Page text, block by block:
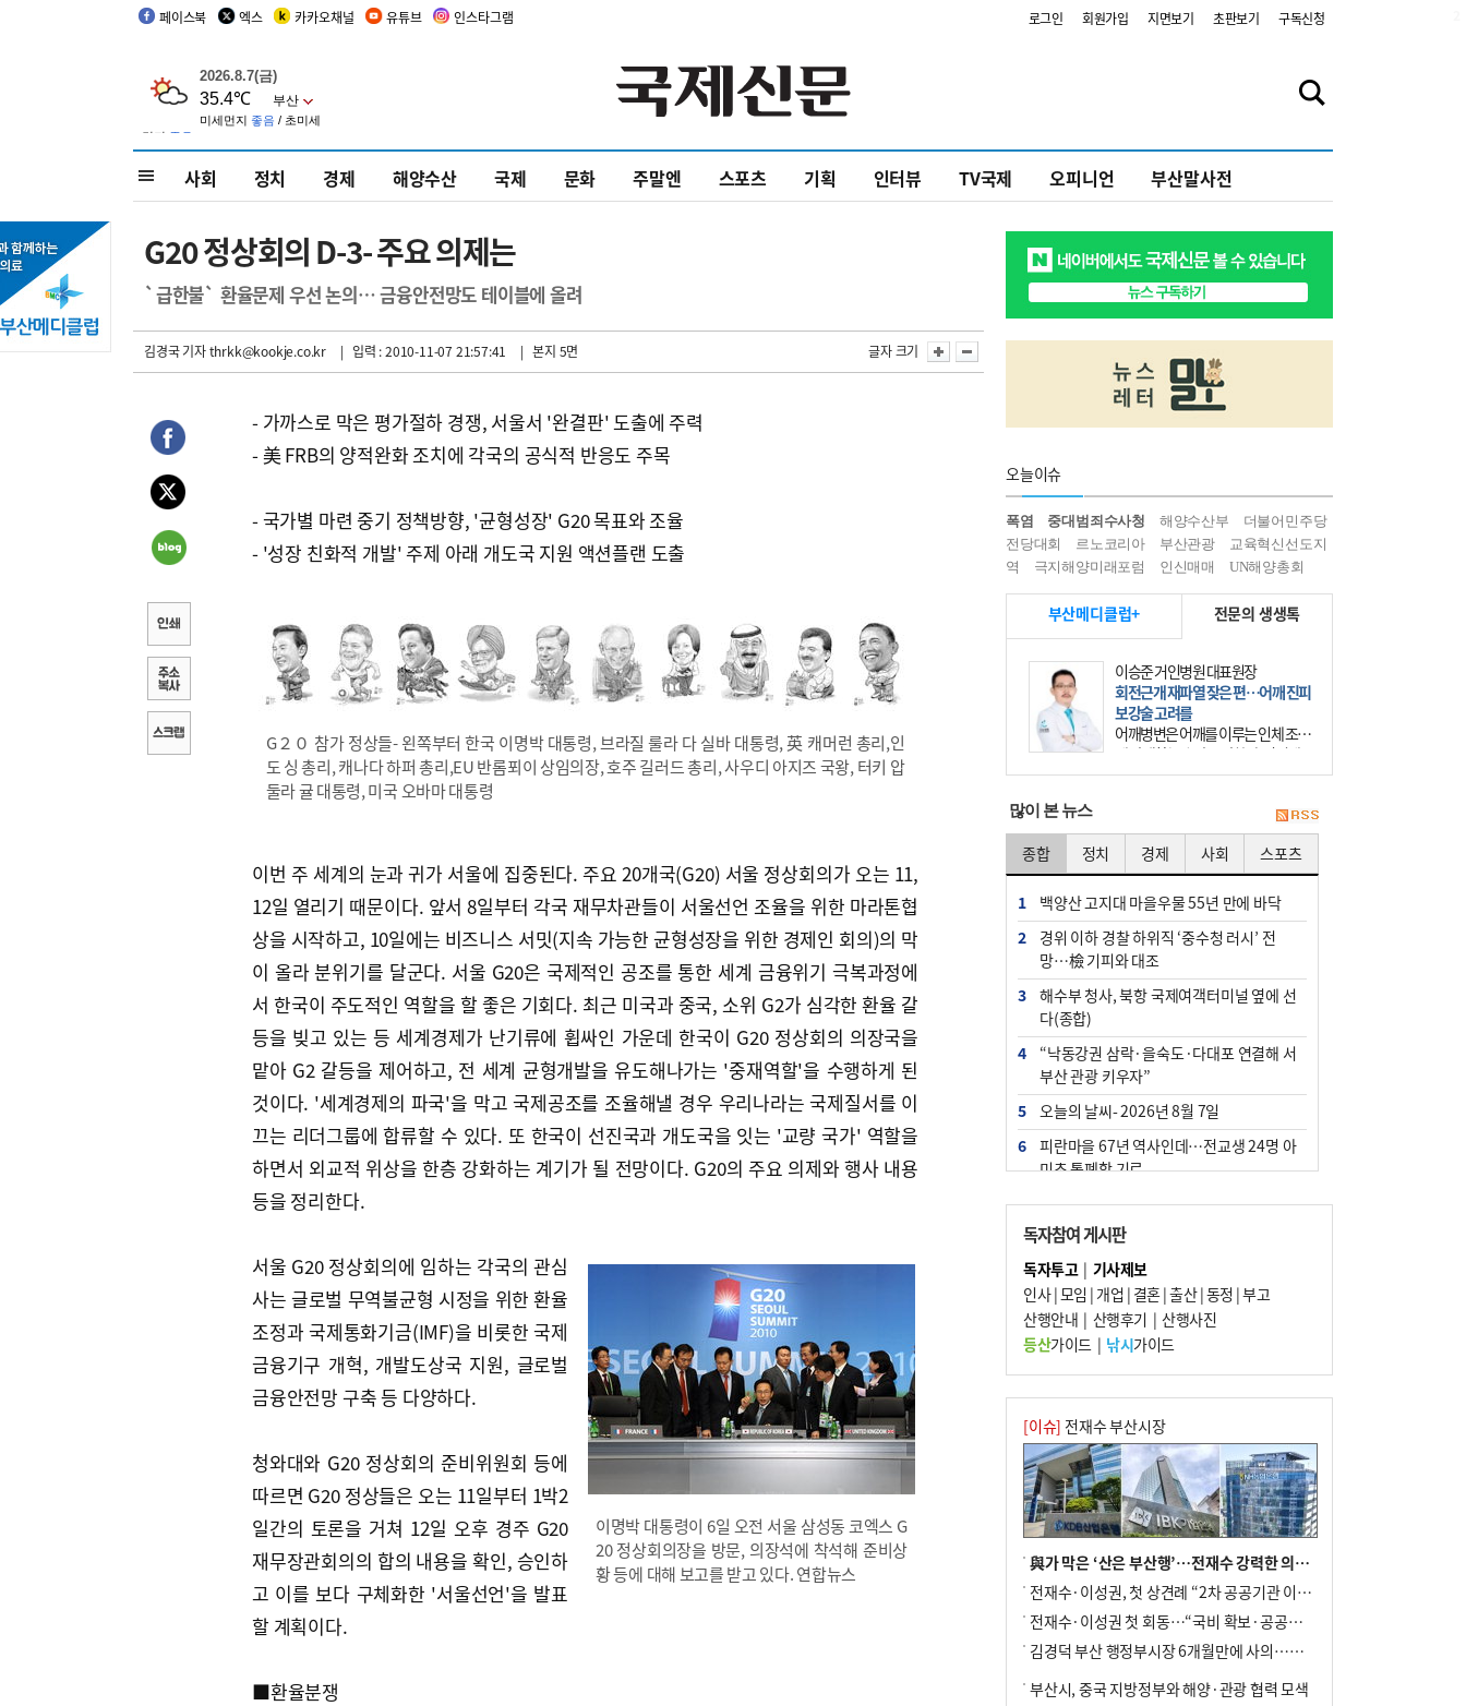
페이스북 엑스 카카오채널 유튜브 인스타그램 로그인 회원가입 지면보기 초판보기 구독신청
사회 정치 경제 해양수산 국제 문화 주말엔 스포츠 기획 인터뷰 TV국제 오피니언 부산말사전
G20 정상회의 D-3- 주요 의제는
`급한불` 환율문제 우선 논의… 금융안전망도 테이블에 올려
김경국 기자thrkk@kookje.co.kr | 입력 : 2010-11-07 21:57:41 | 본지 5면 글자 크기
- 가까스로 막은 평가절하 경쟁, 서울서 '완결판' 도출에 주력
- 美 FRB의 양적완화 조치에 각국의 공식적 반응도 주목
- 국가별 마련 중기 정책방향, '균형성장' G20 목표와 조율
- '성장 친화적 개발' 주제 아래 개도국 지원 액션플랜 도출
G２０ 참가 정상들- 왼쪽부터 한국 이명박 대통령, 브라질 룰라 다 실바 대통령, 英 캐머런 총리,인
도 싱 총리, 캐나다 하퍼 총리,EU 반롬푀이 상임의장, 호주 길러드 총리, 사우디 아지즈 국왕, 터키 압
둘라 귤 대통령, 미국 오바마 대통령
이번 주 세계의 눈과 귀가 서울에 집중된다. 주요 20개국(G20) 서울 정상회의가 오는 11,
12일 열리기 때문이다. 앞서 8일부터 각국 재무차관들이 서울선언 조율을 위한 마라톤협
상을 시작하고, 10일에는 비즈니스 서밋(지속 가능한 균형성장을 위한 경제인 회의)의 막
이 올라 분위기를 달군다. 서울 G20은 국제적인 공조를 통한 세계 금융위기 극복과정에
서 한국이 주도적인 역할을 할 좋은 기회다. 최근 미국과 중국, 소위 G2가 심각한 환율 갈
등을 빚고 있는 등 세계경제가 난기류에 휩싸인 가운데 한국이 G20 정상회의 의장국을
맡아 G2 갈등을 제어하고, 전 세계 균형개발을 유도해나가는 '중재역할'을 수행하게 된
것이다. '세계경제의 파국'을 막고 국제공조를 조율해낼 경우 우리나라는 국제질서를 이
끄는 리더그룹에 합류할 수 있다. 또 한국이 선진국과 개도국을 잇는 '교량 국가' 역할을
하면서 외교적 위상을 한층 강화하는 계기가 될 전망이다. G20의 주요 의제와 행사 내용
등을 정리한다.
이명박 대통령이 6일 오전 서울 삼성동 코엑스 G
20 정상회의장을 방문, 의장석에 착석해 준비상
황 등에 대해 보고를 받고 있다. 연합뉴스
서울 G20 정상회의에 임하는 각국의 관심
사는 글로벌 무역불균형 시정을 위한 환율
조정과 국제통화기금(IMF)을 비롯한 국제
금융기구 개혁, 개발도상국 지원, 글로벌
금융안전망 구축 등 다양하다.
청와대와 G20 정상회의 준비위원회 등에
따르면 G20 정상들은 오는 11일부터 1박2
일간의 토론을 거쳐 12일 오후 경주 G20
재무장관회의의 합의 내용을 확인, 승인하
고 이를 보다 구체화한 '서울선언'을 발표
할 계획이다.
■환율분쟁
오늘이슈
폭염 중대범죄수사청 해양수산부
더불어민주당
전당대회
르노코리아 부산관광
교육혁신선도지
역
극지해양미래포럼 인신매매 UN해양총회
부산메디클럽+ 전문의 생생톡
윤경석 한국한의원 대표원장
암 치유, 몸·마음 균형 회복부터 시작
을
요즘 ‘암 조기 발견’에 대한 관심이 커
진다. 하지만 그 이면에는 놓치기 쉬
운 함정이 하나 있다. 바로 성급한 치
많이 본 뉴스
종합 정치 경제 사회 스포츠
1
백양산 고지대 마을우물 55년 만에 바닥
2
경위 이하 경찰 하위직 ‘중수청 러시’ 전
망…檢 기피와 대조
3
해수부 청사, 북항 국제여객터미널 옆에 선
다(종합)
4
“낙동강권 삼락·을숙도·다대포 연결해 서
부산 관광 키우자”
5
오늘의 날씨- 2026년 8월 7일
6
피란마을 67년 역사인데…전교생 24명 아
미초 통폐합 기로
7
[사설] 해수부 신청사 북항으로 확정, 해양
수도 도약의 전환점
8
부울경 주말부터 비소식…‘극한 폭염’ 한풀
꺾일 듯
9
외국인 선원 ‘인신매매 경유지’ 된 부산…
우려가 현실로
10 르노 못 타는 부산시장…관용차 규정에 막
힌 지역기업 응원
독자참여 게시판
독자투고| 기사제보
인사|모임 | 개업 | 결혼|출산|동정 |부고
산행안내 | 산행후기 | 산행사진
등산가이드| 낚시가이드
[이슈] 전재수 부산시장
與가 막은 ‘산은 부산행’…전재수 강력한 의지 표명 없인 공염불
전재수·이성권, 첫 상견례 “2차 공공기관 이전 초당 협력”(종합)
전재수·이성권 첫 회동…“국비 확보·공공기관 이전 협력”
김경덕 부산 행정부시장 6개월만에 사의…후임 인선 촉각
부산시, 중국 지방정부와 해양·관광 협력 모색